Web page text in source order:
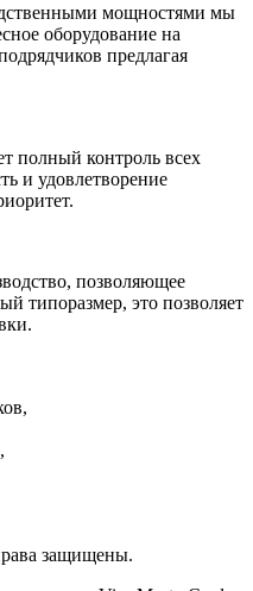
мощностями мы
оборудование на
предлагая
полный контроль всех
и удовлетворение
позволяющее
типоразмер, это позволяет
защищены.